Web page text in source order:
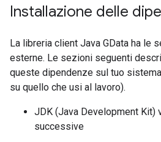
Installazione delle
La libreria client Java GData ha le
esterne. Le sezioni seguenti
queste dipendenze sul tuo
su quello che usi al lavoro).
JDK (Java Development Kit)
successive